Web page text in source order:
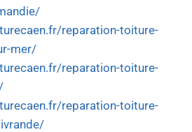
reparation-toiture-
mer/
reparation-toiture-
reparation-toiture-